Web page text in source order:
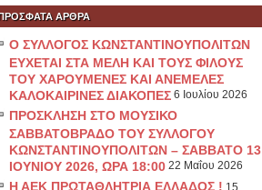
ΆΡΘΡΑ
Ο ΣΥΛΛΟΓΟΣ ΚΩΝΣΤΑΝΤΙΝΟΥΠΟΛΙΤΩΝ
ΕΥΧΕΤΑΙ ΣΤΑ ΜΕΛΗ ΚΑΙ ΤΟΥΣ ΦΙΛΟΥΣ
ΤΟΥ ΧΑΡΟΥΜΕΝΕΣ ΚΑΙ ΑΝΕΜΕΛΕΣ
ΚΑΛΟΚΑΙΡΙΝΕΣ ΔΙΑΚΟΠΕΣ 6 Ιουλίου 2026
ΠΡΟΣΚΛΗΣΗ ΣΤΟ ΜΟΥΣΙΚΟ
ΣΑΒΒΑΤΟΒΡΑΔΟ ΤΟΥ ΣΥΛΛΟΓΟΥ
ΚΩΝΣΤΑΝΤΙΝΟΥΠΟΛΙΤΩΝ – ΣΑΒΒΑΤΟ 13
ΙΟΥΝΙΟΥ 2026, ΩΡΑ 18:00 22 Μαΐου 2026
Η ΑΕΚ ΠΡΩΤΑΘΛΗΤΡΙΑ ΕΛΛΑΔΟΣ !